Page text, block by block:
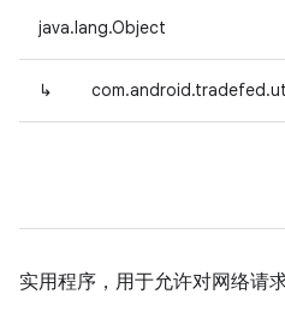
java.lang.Object
↳
实用程序，用于允许对网络请